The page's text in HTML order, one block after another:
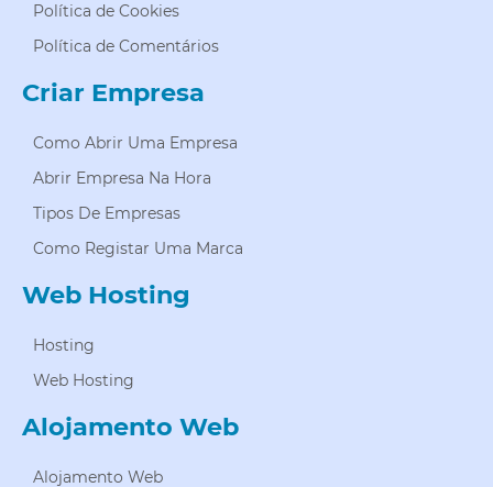
Política de Cookies
Política de Comentários
Criar Empresa
Como Abrir Uma Empresa
Abrir Empresa Na Hora
Tipos De Empresas
Como Registar Uma Marca
Web Hosting
Hosting
Web Hosting
Alojamento Web
Alojamento Web